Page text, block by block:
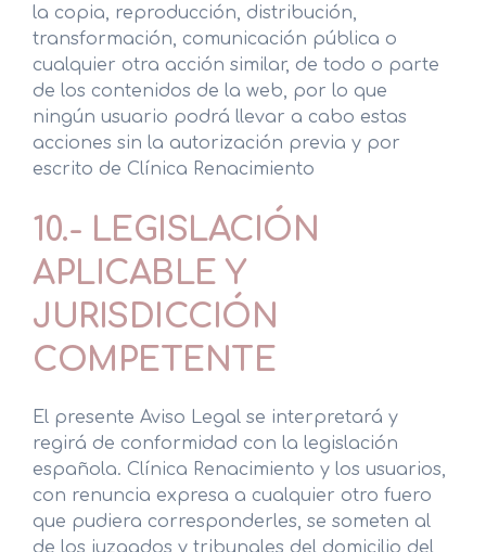
la copia, reproducción, distribución,
transformación, comunicación pública o
cualquier otra acción similar, de todo o parte
de los contenidos de la web, por lo que
ningún usuario podrá llevar a cabo estas
acciones sin la autorización previa y por
escrito de Clínica Renacimiento
10.- LEGISLACIÓN
APLICABLE Y
JURISDICCIÓN
COMPETENTE
El presente Aviso Legal se interpretará y
regirá de conformidad con la legislación
española. Clínica Renacimiento y los usuarios,
con renuncia expresa a cualquier otro fuero
que pudiera corresponderles, se someten al
de los juzgados y tribunales del domicilio del